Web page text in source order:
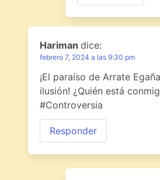
Hariman dice:
febrero 7, 2024 a las 9:30 pm
¡El paraíso de Arrate
ilusión! ¿Quién está
#Controversia
Responder